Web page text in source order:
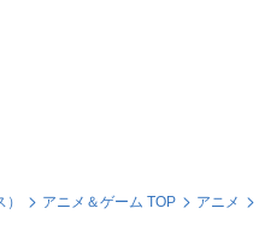
アニメ＆ゲーム TOP アニメ